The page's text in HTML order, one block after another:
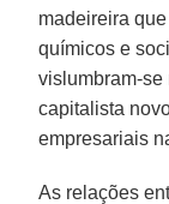
madeireira
químicos e
vislumbram-
capitalista
empresariais
As relações